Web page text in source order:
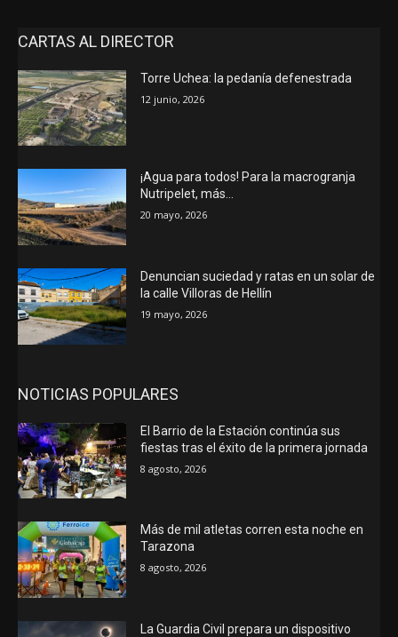
CARTAS AL DIRECTOR
Torre Uchea: la pedanía defenestrada
12 junio, 2026
¡Agua para todos! Para la macrogranja
Nutripelet, más…
20 mayo, 2026
Denuncian suciedad y ratas en un solar de
la calle Villoras de Hellín
19 mayo, 2026
NOTICIAS POPULARES
El Barrio de la Estación continúa sus
fiestas tras el éxito de la primera jornada
8 agosto, 2026
Más de mil atletas corren esta noche en
Tarazona
8 agosto, 2026
La Guardia Civil prepara un dispositivo